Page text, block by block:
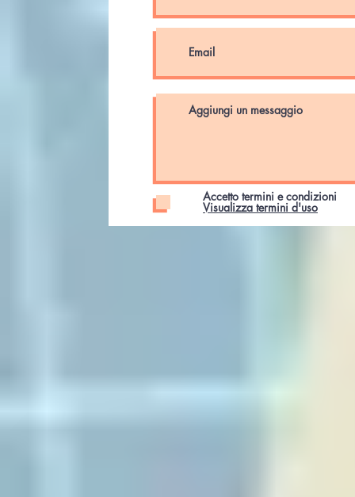
Accetto termini e condizioni
Visualizza termini d'uso